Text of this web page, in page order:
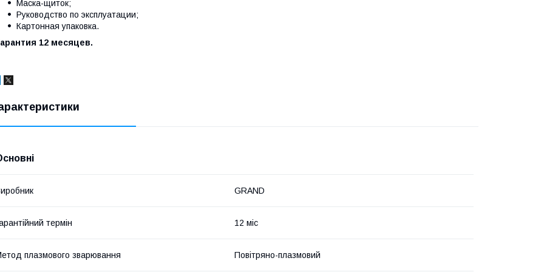
Маска-щиток;
Руководство по эксплуатации;
Картонная упаковка.
12 месяцев.
GRAND
термін 12 міс
плазмового зварювання Повітряно-плазмовий